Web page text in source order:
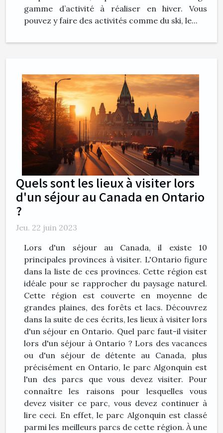
gamme d’activité à réaliser en hiver. Vous
pouvez y faire des activités comme du ski, le...
Quels sont les lieux à visiter lors
d'un séjour au Canada en Ontario
?
Jeu. 22 juin 2023
Lors d'un séjour au Canada, il existe 10
principales provinces à visiter. L'Ontario figure
dans la liste de ces provinces. Cette région est
idéale pour se rapprocher du paysage naturel.
Cette région est couverte en moyenne de
grandes plaines, des forêts et lacs. Découvrez
dans la suite de ces écrits, les lieux à visiter lors
d'un séjour en Ontario. Quel parc faut-il visiter
lors d'un séjour à Ontario ? Lors des vacances
ou d'un séjour de détente au Canada, plus
précisément en Ontario, le parc Algonquin est
l'un des parcs que vous devez visiter. Pour
connaître les raisons pour lesquelles vous
devez visiter ce parc, vous devez continuer à
lire ceci. En effet, le parc Algonquin est classé
parmi les meilleurs parcs de cette région. À une